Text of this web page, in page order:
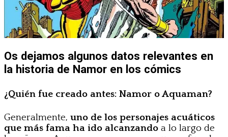
Os dejamos algunos datos relevantes en
la historia de Namor en los cómics
¿Quién fue creado antes: Namor o Aquaman?
Generalmente, uno de los personajes acuáticos
que más fama ha ido alcanzando a lo largo de